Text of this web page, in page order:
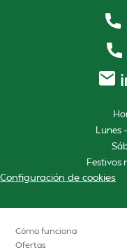
Lunes
Festivos
Configuración de cookies
Cómo funciona
Ofertas